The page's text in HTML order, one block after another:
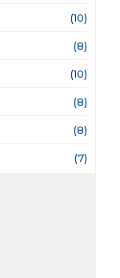
(10)
(8)
(10)
(8)
(8)
(7)